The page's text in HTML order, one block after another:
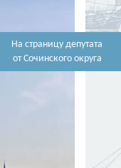
На страницу депутата
от Сочинского округа